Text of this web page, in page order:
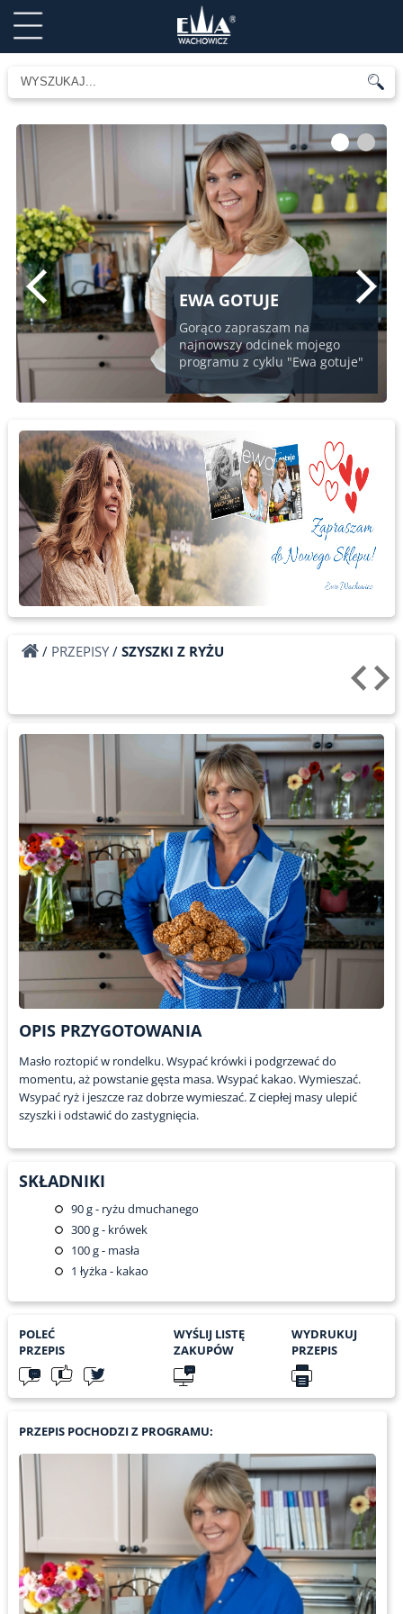
EWA GOTUJE
Gorąco zapraszam na
najnowszy odcinek mojego
programu z cyklu "Ewa gotuje"
1 2
/ PRZEPISY/ SZYSZKI Z RYŻU
OPIS PRZYGOTOWANIA
Masło roztopić w rondelku. Wsypać krówki i podgrzewać do
momentu, aż powstanie gęsta masa. Wsypać kakao. Wymieszać.
Wsypać ryż i jeszcze raz dobrze wymieszać. Z ciepłej masy ulepić
szyszki i odstawić do zastygnięcia.
SKŁADNIKI
90g - ryżu dmuchanego
300g - krówek
100g - masła
1 łyżka - kakao
POLEĆ
PRZEPIS
WYŚLIJ LISTĘ
ZAKUPÓW
WYDRUKUJ
PRZEPIS
PRZEPIS POCHODZI Z PROGRAMU: